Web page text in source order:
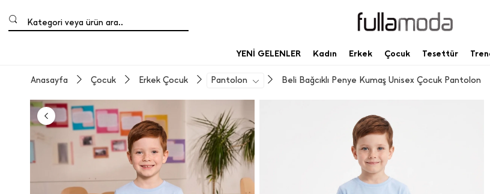
Kategori veya ürün ara..
YENİ GELENLER Kadın Erkek Çocuk Tesettür
Beli Bağcıklı Penye Kumaş Unisex Çocuk Pantolon
Pantolon
Erkek Çocuk
Çocuk
Anasayfa